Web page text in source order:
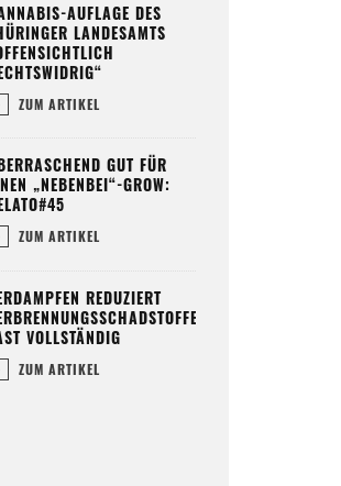
AUFLAGE DES
LANDESAMTS
ZUM ARTIKEL
GUT FÜR
„NEBENBEI“-GROW:
ZUM ARTIKEL
REDUZIERT
VOLLSTÄNDIG
ZUM ARTIKEL